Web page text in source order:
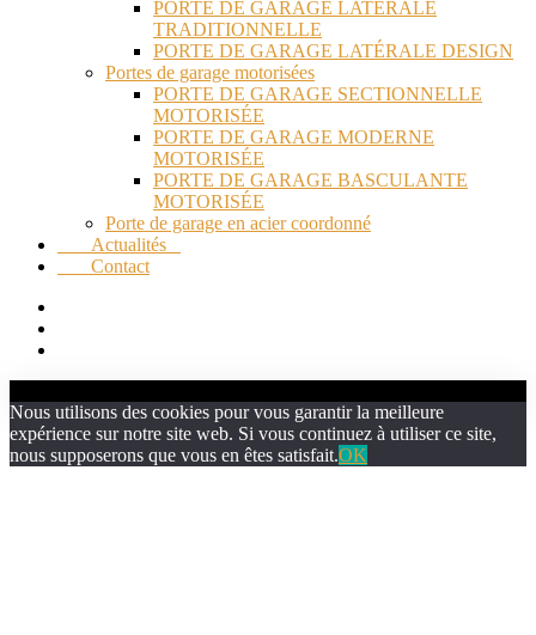
PORTE DE GARAGE LATÉRALE
TRADITIONNELLE
PORTE DE GARAGE LATÉRALE DESIGN
Portes de garage motorisées
PORTE DE GARAGE SECTIONNELLE
MOTORISÉE
PORTE DE GARAGE MODERNE
MOTORISÉE
PORTE DE GARAGE BASCULANTE
MOTORISÉE
Porte de garage en acier coordonné
Actualités
Contact
Nous utilisons des cookies pour vous garantir la meilleure
expérience sur notre site web. Si vous continuez à utiliser ce site,
nous supposerons que vous en êtes satisfait.OK